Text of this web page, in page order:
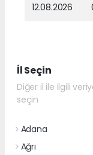
12.08.2026
İl Seçin
Diğer il ile ilgili
seçin
Adana
Ağrı